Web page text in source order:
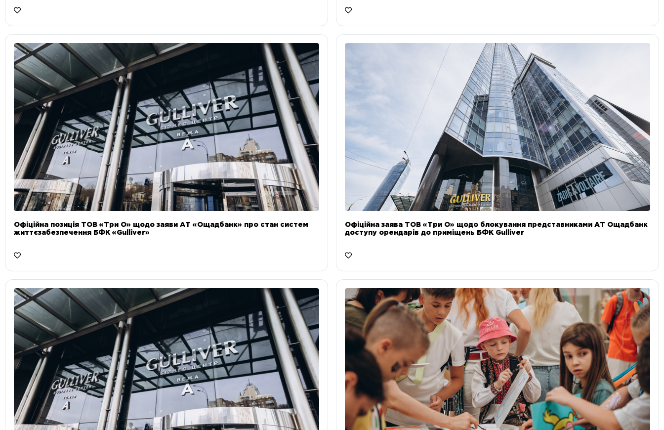
Офіційна позиція ТОВ «Три О» щодо заяви АТ «Ощадбанк» про стан систем
життєзабезпечення БФК «Gulliver»
Офіційна заява ТОВ «Три О» щодо блокування представниками АТ Ощадбанк
доступу орендарів до приміщень БФК Gulliver